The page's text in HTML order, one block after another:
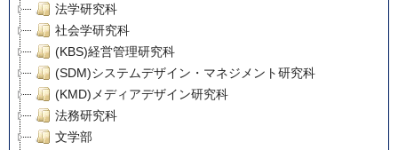
法学研究科
社会学研究科
(KBS)経営管理研究科
(SDM)システムデザイン・マネジメント研究科
(KMD)メディアデザイン研究科
法務研究科
文学部